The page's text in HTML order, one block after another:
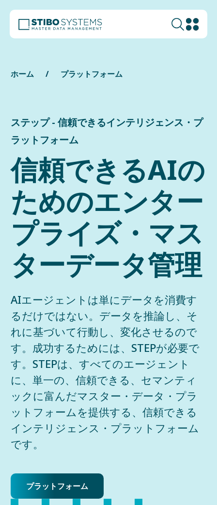
ホーム プラットフォーム
ステップ - 信頼できるインテリジェンス・プ
ラットフォーム
信頼できるAIの
ためのエンター
プライズ・マス
ターデータ管理
AIエージェントは単にデータを消費す
るだけではない。データを推論し、そ
れに基づいて行動し、変化させるので
す。成功するためには、STEPが必要で
す。STEPは、すべてのエージェント
に、単一の、信頼できる、セマンティ
ックに富んだマスター・データ・プラ
ットフォームを提供する、信頼できる
インテリジェンス・プラットフォーム
です。
プラットフォーム